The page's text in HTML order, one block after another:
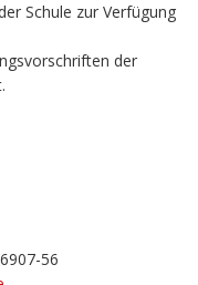
Schule zur Verfügung
der
56